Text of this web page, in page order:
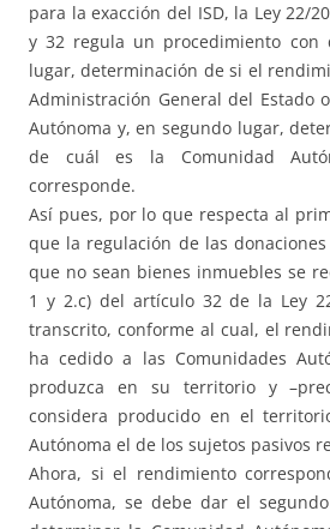
para la exacción del ISD, la Ley 22/
y 32 regula un procedimiento con
lugar, determinación de si el
Administración General del Estado
Autónoma y, en segundo lugar,
de cuál es la Comunidad
corresponde.
Así pues, por lo que respecta al
que la regulación de las
que no sean bienes inmuebles se
1 y 2.c) del artículo 32 de la Ley
transcrito, conforme al cual, el
ha cedido a las Comunidades
produzca en su territorio y
considera producido en el
Autónoma el de los sujetos pasivos
Ahora, si el rendimiento
Autónoma, se debe dar el